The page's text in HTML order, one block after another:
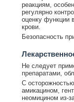
реакциям,
регулярно
оценку функции
крови.
Безопасность
Не следует
препаратами,
С
амикацином,
неомицином из-